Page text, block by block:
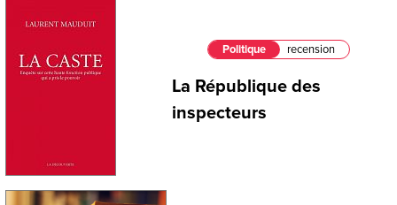
Politique recension
La République des
inspecteurs